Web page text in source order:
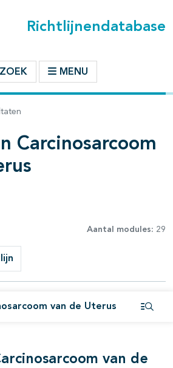
Richtlijnendatabase
ZOEK MENU
Carcinosarcoom
Aantal modules: 29
van de Uterus
van de